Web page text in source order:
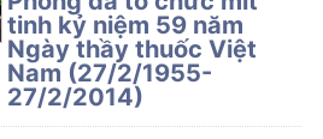
phẫu thuật nội soi.
tinh kỷ niệm 59 năm
Ngày thầy thuốc Việt
Nam (27/2/1955-
27/2/2014)
Thay mặt Đảng ủy, Ban giám đốc,